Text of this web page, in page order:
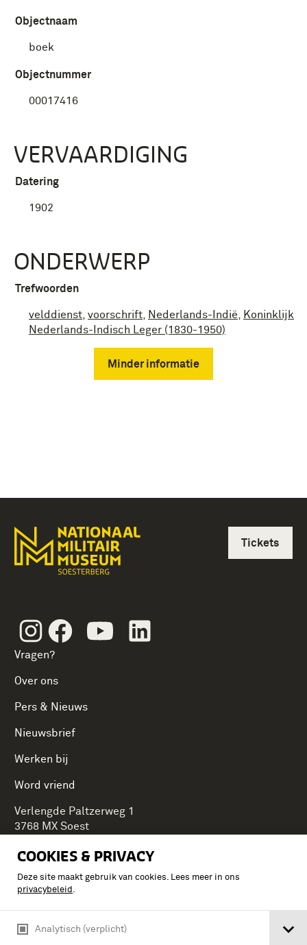
COOKIES & PRIVACY
Deze site maakt gebruik van cookies. Lees meer in ons
privacybeleid .
Analytisch (verplicht)
Objectnaam
boek
Objectnummer
00017416
VERVAARDIGING
Datering
1902
ONDERWERP
Trefwoorden
velddienst voorschrift Nederlands-Indië
Koninklijk
Nederlands-Indisch Leger (1830-1950)
Minder informatie
InstagramFacebookYoutube
Vragen?
Over ons
Pers & Nieuws
Nieuwsbrief
Werken bij
Word vriend
Tickets
Verlengde Paltzerweg 1
3768 MX Soest
Onderdeel van Stichting Koninklijke Defensiemusea,